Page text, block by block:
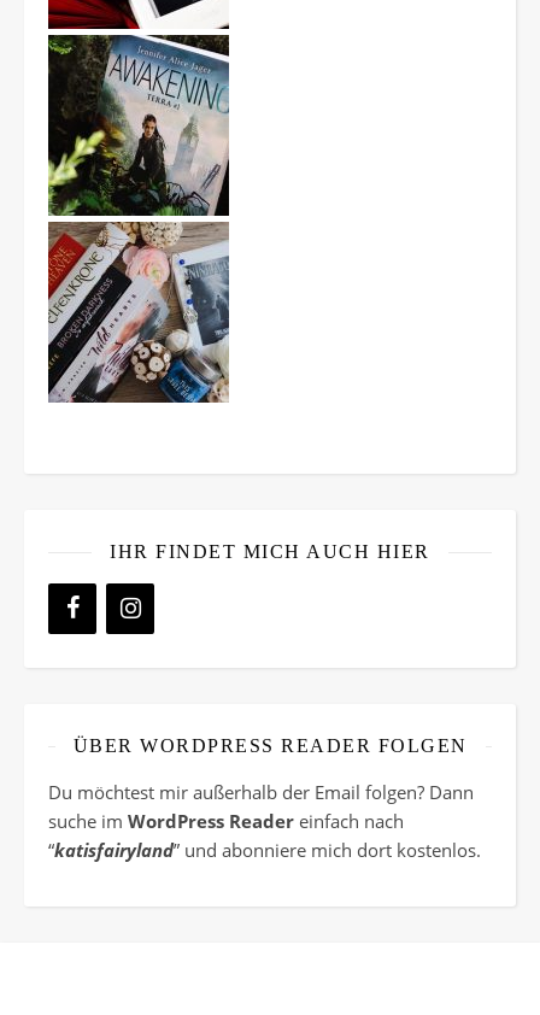
IHR FINDET MICH AUCH HIER
ÜBER WORDPRESS READER FOLGEN
Du möchtest mir außerhalb der Email folgen? Dann
suche im WordPress Reader einfach nach
“katisfairyland” und abonniere mich dort kostenlos.